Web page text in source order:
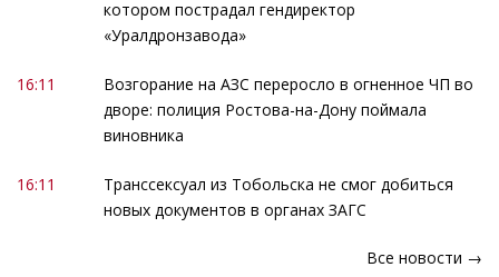
котором пострадал гендиректор
«Уралдронзавода»
16:11
Возгорание на АЗС переросло в огненное ЧП во
дворе: полиция Ростова-на-Дону поймала
виновника
16:11
Транссексуал из Тобольска не смог добиться
новых документов в органах ЗАГС
Все новости →